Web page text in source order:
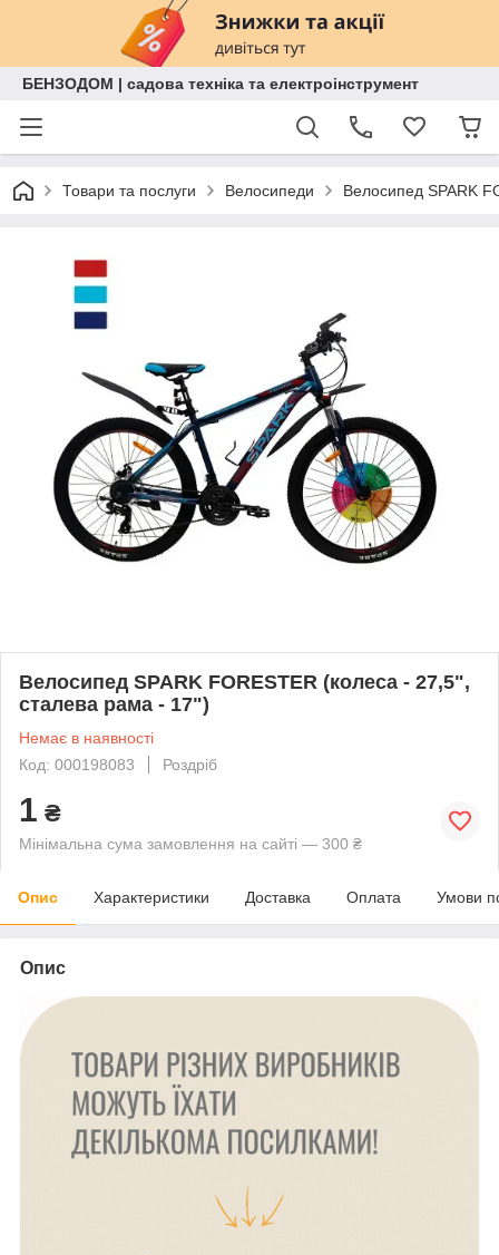
БЕНЗОДОМ | садова техніка та електроінструмент
Товари та послуги Велосипеди Велосипед SPARK
Велосипед SPARK FORESTER (колеса - 27,5",
сталева рама - 17")
Немає в наявності
Код: 000198083
Роздріб
1 ₴
Мінімальна сума замовлення на сайті — 300 ₴
Опис Характеристики Доставка Оплата Умови
Опис